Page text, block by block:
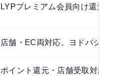
LYPプレミアム会員向け還元あ
店舗・EC両対応。ヨドバシポ
ポイント還元・店舗受取対応